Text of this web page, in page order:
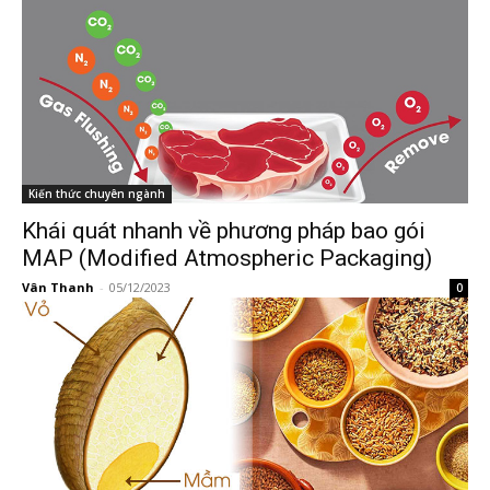
Kiến thức chuyên ngành
Khái quát nhanh về phương pháp bao gói
MAP (Modified Atmospheric Packaging)
Vân Thanh - 05/12/2023 0